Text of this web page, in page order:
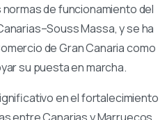
de funcionamiento del
Massa, y se ha
de Gran Canaria como
su puesta en marcha.
en el fortalecimiento